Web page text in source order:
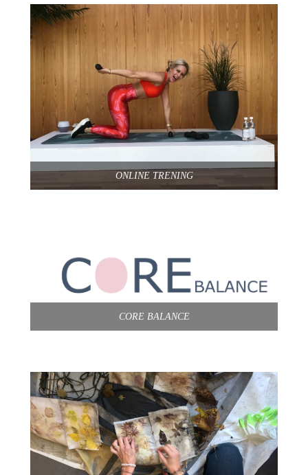
ONLINE TRENING
CORE BALANCE